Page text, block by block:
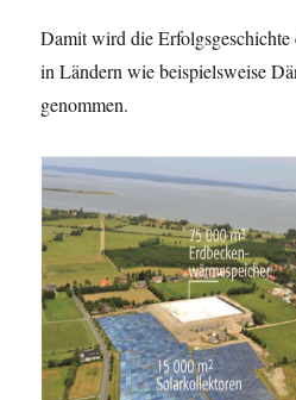
Damit wird die
in Ländern wie beispielsweise
genommen.